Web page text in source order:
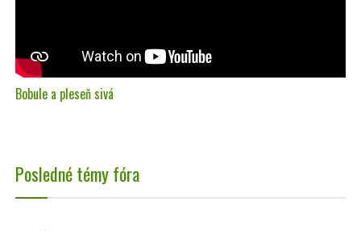
Bobule a pleseň sivá
Posledné témy fóra